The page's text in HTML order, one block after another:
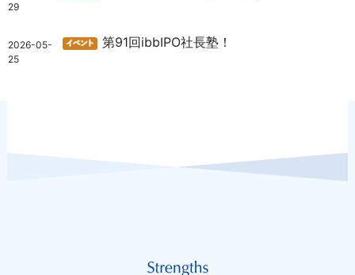
29
2026-05-
25
第91回ibbIPO社長塾！